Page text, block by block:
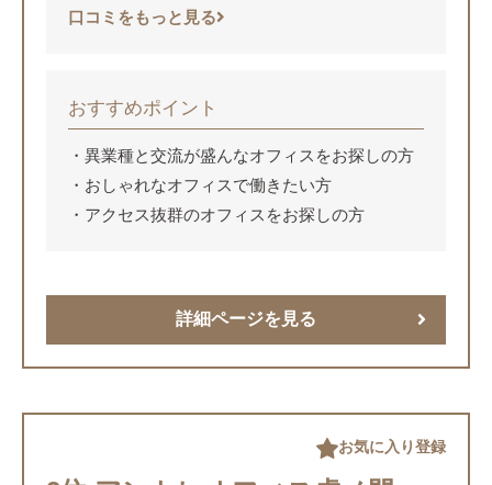
口コミをもっと見る
おすすめポイント
異業種と交流が盛んなオフィスをお探しの方
おしゃれなオフィスで働きたい方
アクセス抜群のオフィスをお探しの方
詳細ページを見る
お気に入り登録